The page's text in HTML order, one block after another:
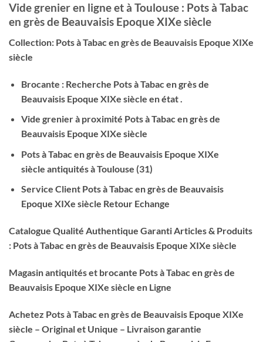
Vide grenier en ligne et à Toulouse : Pots à Tabac
en grès de Beauvaisis Epoque XIXe siècle
Collection: Pots à Tabac en grès de Beauvaisis Epoque XIXe
siècle
Brocante : Recherche Pots à Tabac en grès de
Beauvaisis Epoque XIXe siècle en état .
Vide grenier à proximité Pots à Tabac en grès de
Beauvaisis Epoque XIXe siècle
Pots à Tabac en grès de Beauvaisis Epoque XIXe
siècle antiquités à Toulouse (31)
Service Client Pots à Tabac en grès de Beauvaisis
Epoque XIXe siècle Retour Echange
Catalogue Qualité Authentique Garanti Articles & Produits
: Pots à Tabac en grès de Beauvaisis Epoque XIXe siècle
Magasin antiquités et brocante Pots à Tabac en grès de
Beauvaisis Epoque XIXe siècle en Ligne
Achetez Pots à Tabac en grès de Beauvaisis Epoque XIXe
siècle – Original et Unique – Livraison garantie